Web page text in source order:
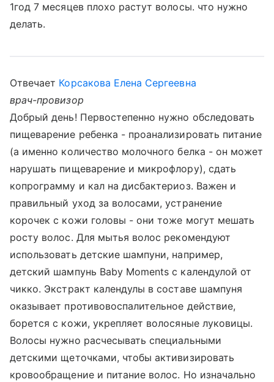
1год 7 месяцев плохо растут волосы. что нужно
делать.
Отвечает Корсакова Елена Сергеевна
врач-провизор
Добрый день! Первостепенно нужно обследовать
пищеварение ребенка - проанализировать питание
(а именно количество молочного белка - он может
нарушать пищеварение и микрофлору), сдать
копрограмму и кал на дисбактериоз. Важен и
правильный уход за волосами, устранение
корочек с кожи головы - они тоже могут мешать
росту волос. Для мытья волос рекомендуют
использовать детские шампуни, например,
детский шампунь Baby Moments с календулой от
чикко. Экстракт календулы в составе шампуня
оказывает противовоспалительное действие,
борется с кожи, укрепляет волосяные луковицы.
Волосы нужно расчесывать специальными
детскими щеточками, чтобы активизировать
кровообращение и питание волос. Но изначально